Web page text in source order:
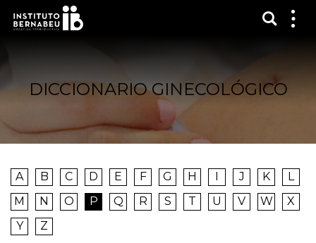
DICCIONARIO GINECOLÓGICO
A B C D E F G H I J K
L
M
N O P Q R S T U V W
X
Y
Z